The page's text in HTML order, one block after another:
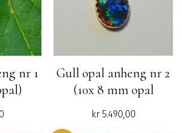
nr 1
Gull opal anheng nr 2
(10x 8 mm opal
kr5.490,00